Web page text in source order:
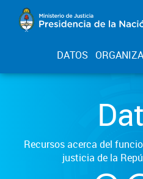
DATOS
Recursos acerca del
justicia de la